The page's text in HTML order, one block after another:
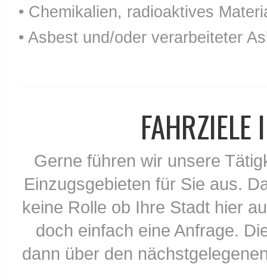
• Chemikalien, radioaktives
• Asbest und/oder verarbeiteter
Gerne führen wir unsere
Einzugsgebieten für Sie aus.
keine Rolle ob Ihre Stadt hier
doch einfach eine Anfrage.
dann über den